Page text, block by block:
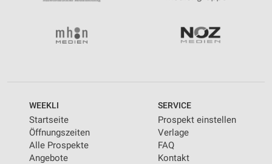
WEEKLI
Startseite
Öffnungszeiten
Alle Prospekte
Angebote
SERVICE
Prospekt einstellen
Verlage
FAQ
Kontakt